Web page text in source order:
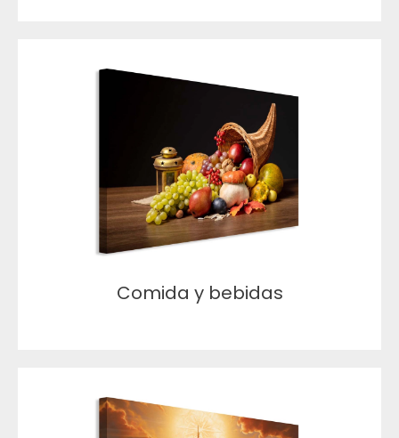
Comida y bebidas